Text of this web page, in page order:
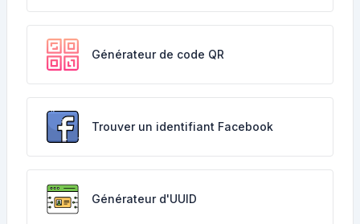
Générateur de code QR
Trouver un identifiant Facebook
Générateur d'UUID